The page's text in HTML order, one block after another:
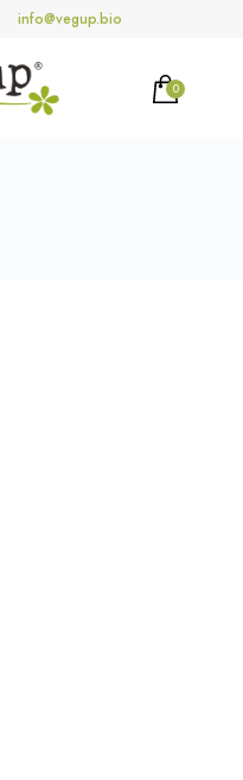
info@vegup.bio
0